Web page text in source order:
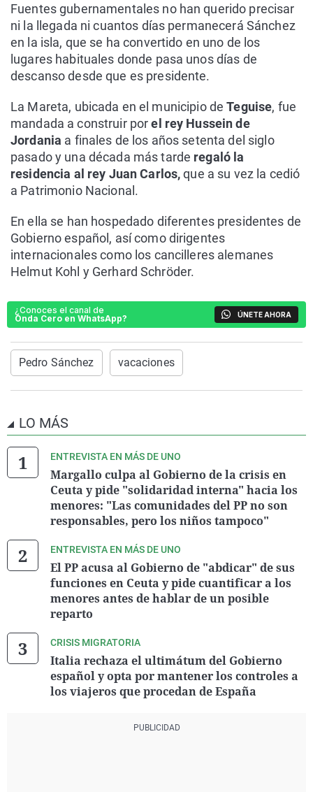
Fuentes gubernamentales no han querido precisar
ni la llegada ni cuantos días permanecerá Sánchez
en la isla, que se ha convertido en uno de los
lugares habituales donde pasa unos días de
descanso desde que es presidente.
La Mareta, ubicada en el municipio deTeguise, fue
mandada a construir porel rey Hussein de
Jordania a finales de los años setenta del siglo
pasado y una década más tarde regaló la
residencia al rey Juan Carlos,que a su vez la cedió
a Patrimonio Nacional.
En ella se han hospedado diferentes presidentes de
Gobierno español, así como dirigentes
internacionales como los cancilleres alemanes
Helmut Kohl y Gerhard Schröder.
¿Conoces el canal de
Onda Cero en WhatsApp?
ÚNETE AHORA
Pedro Sánchez vacaciones
LO MÁS
ENTREVISTA EN MÁS DE UNO
Margallo culpa al Gobierno de la crisis en
Ceuta y pide "solidaridad interna" hacia los
menores: "Las comunidades del PP no son
responsables, pero los niños tampoco"
ENTREVISTA EN MÁS DE UNO
El PP acusa al Gobierno de "abdicar" de sus
funciones en Ceuta y pide cuantificar a los
menores antes de hablar de un posible
reparto
CRISIS MIGRATORIA
Italia rechaza el ultimátum del Gobierno
español y opta por mantener los controles a
los viajeros que procedan de España